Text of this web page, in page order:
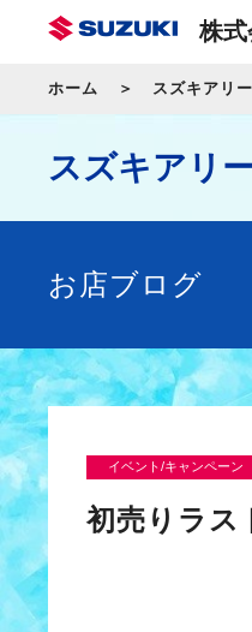
株
ホーム スズキアリ
スズキアリ
お店ブログ
イベント/キャンペーン
初売りラス